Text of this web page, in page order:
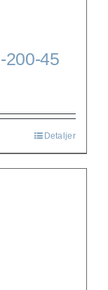
200-45
Detaljer